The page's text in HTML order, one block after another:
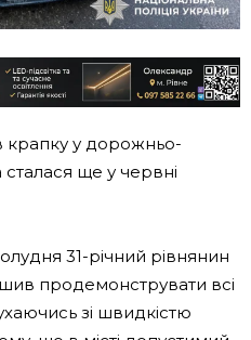
крапку у дорожньо-
сталася ще у червні
31-річний рівнянин
продемонструвати всі
зі швидкістю